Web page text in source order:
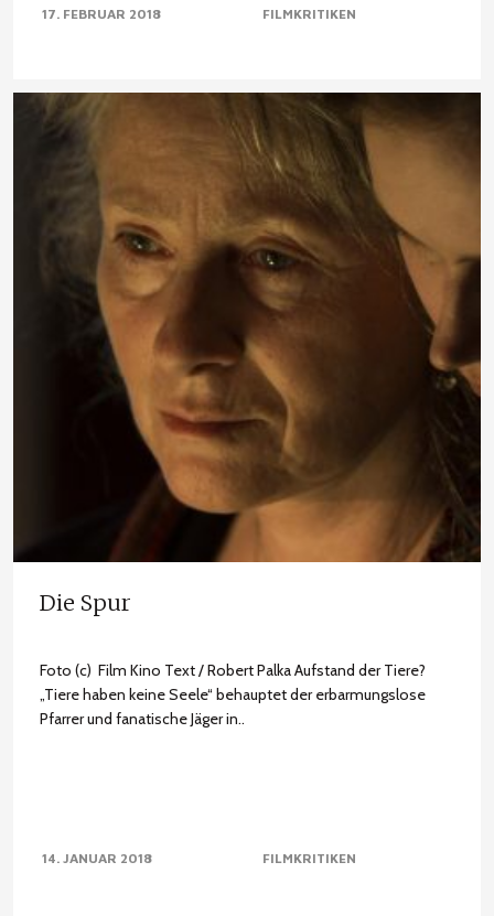
17. FEBRUAR 2018 FILMKRITIKEN
Die Spur
Foto (c) Film Kino Text / Robert Palka Aufstand der Tiere?
„Tiere haben keine Seele“ behauptet der erbarmungslose
Pfarrer und fanatische Jäger in..
14. JANUAR 2018 FILMKRITIKEN